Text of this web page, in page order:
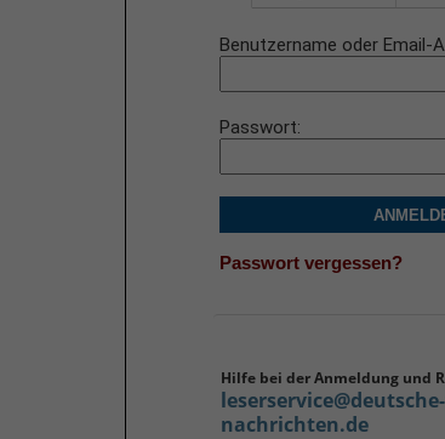
Benutzername oder Email-
Passwort
Passwort vergessen?
Hilfe bei der Anmeldung und
nachrichten.de